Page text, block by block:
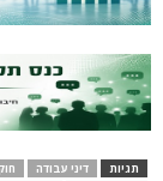
תגיות דיני עבודה